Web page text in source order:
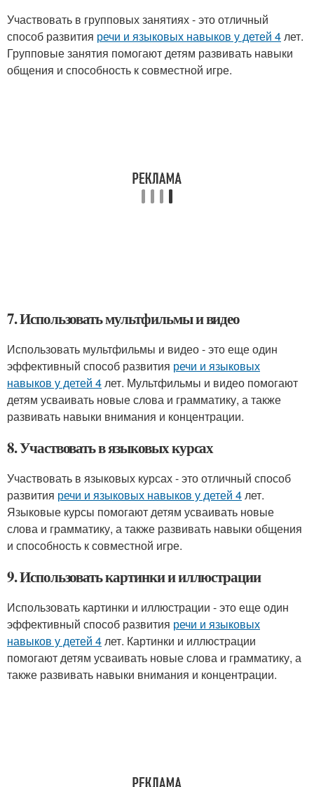
Участвовать в групповых занятиях - это отличный
способ развития речи и языковых навыков у детей 4лет.
Групповые занятия помогают детям развивать навыки
общения и способность к совместной игре.
7. Использовать мультфильмы и видео
Использовать мультфильмы и видео - это еще один
эффективный способ развития речи и языковых
навыков у детей 4лет. Мультфильмы и видео помогают
детям усваивать новые слова и грамматику, а также
развивать навыки внимания и концентрации.
8. Участвовать в языковых курсах
Участвовать в языковых курсах - это отличный способ
развития речи и языковых навыков у детей 4лет.
Языковые курсы помогают детям усваивать новые
слова и грамматику, а также развивать навыки общения
и способность к совместной игре.
9. Использовать картинки и иллюстрации
Использовать картинки и иллюстрации - это еще один
эффективный способ развития речи и языковых
навыков у детей 4лет. Картинки и иллюстрации
помогают детям усваивать новые слова и грамматику, а
также развивать навыки внимания и концентрации.